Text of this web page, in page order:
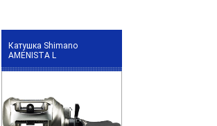
Катушка Shimano
AMENISTA L